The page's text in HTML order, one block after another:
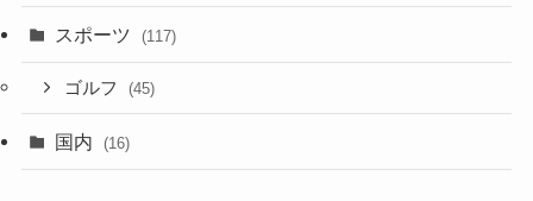
スポーツ (117)
ゴルフ (45)
国内 (16)